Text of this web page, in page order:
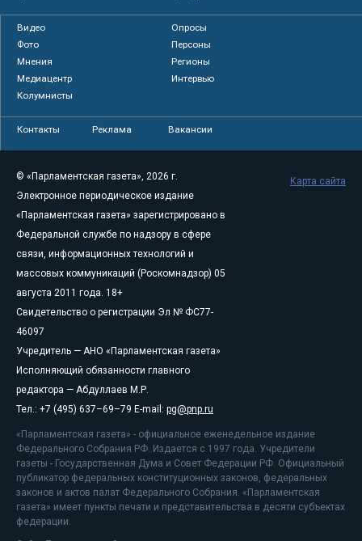
Видео
Опросы
Фото
Персоны
Мнения
Регионы
Медиацентр
Интервью
Колумнисты
Контакты Реклама Вакансии
© «Парламентская газета», 2026 г.
Электронное периодическое издание
«Парламентская газета» зарегистрировано в
Федеральной службе по надзору в сфере
связи, информационных технологий и
массовых коммуникаций (Роскомнадзор) 05
августа 2011 года. 18+
Свидетельство о регистрации Эл № ФС77-
46097
Учредитель — АНО «Парламентская газета»
Исполняющий обязанности главного
редактора — Абдуллаев М.Р.
Тел.: +7 (495) 637–69–79 E-mail: pg@pnp.ru
«Парламентская газета» - официальное еженедельное издание
Федерального Собрания РФ. Издается с 1997 года. Учредители
газеты - Государственная Дума и Совет Федерации РФ. Официальный
публикатор федеральных конституционных законов, федеральных
законов и актов палат Федерального Собрания. «Парламентская
газета» имеет пункты печати и представительства в десяти субъектах
федерации.
Карта сайта